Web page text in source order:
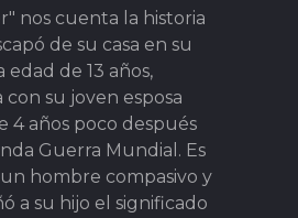
nos cuenta la historia
de su casa en su
edad de 13 años,
con su joven esposa
4 años poco después
Guerra Mundial. Es
hombre compasivo y
a su hijo el significado